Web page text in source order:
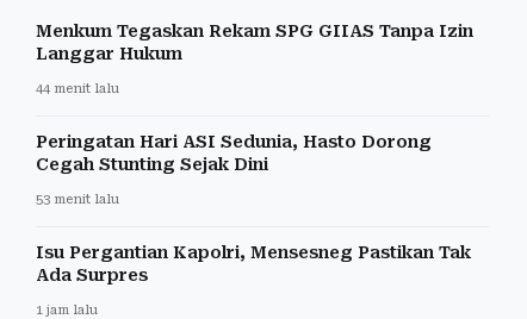
Menkum Tegaskan Rekam SPG GIIAS Tanpa Izin
Langgar Hukum
44 menit lalu
Peringatan Hari ASI Sedunia, Hasto Dorong
Cegah Stunting Sejak Dini
53 menit lalu
Isu Pergantian Kapolri, Mensesneg Pastikan Tak
Ada Surpres
1 jam lalu